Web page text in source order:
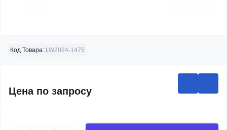
Код Товара: LW2024-1475
Цена по запросу